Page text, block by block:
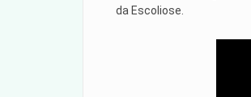
da Escoliose.